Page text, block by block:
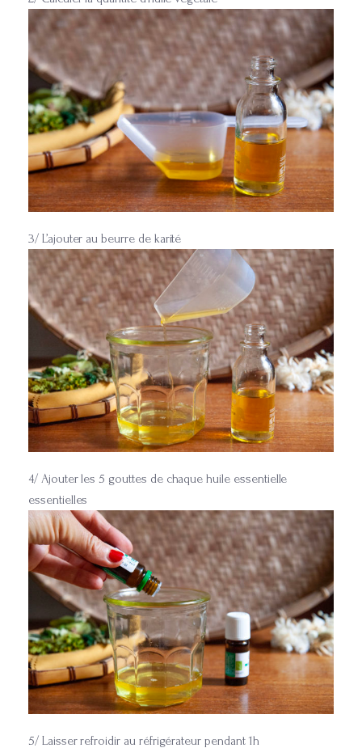
3/ L’ajouter au beurre de karité
4/ Ajouter les 5 gouttes de chaque huile essentielle
essentielles
5/ Laisser refroidir au réfrigérateur pendant 1h